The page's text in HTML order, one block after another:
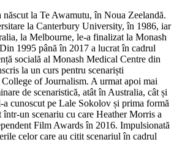
la Te Awamutu, în Noua Zeelandă.
la Canterbury University, în 1986, iar
la Melbourne, le-a finalizat la Monash
1995 până în 2017 a lucrat în cadrul
socială al Monash Medical Centre din
la un curs pentru scenariști
of Journalism. A urmat apoi mai
de scenaristică, atât în Australia, cât și
cunoscut pe Lale Sokolov și prima formă
un scenariu cu care Heather Morris a
Film Awards în 2016. Impulsionată
celor care au citit scenariul în cadrul